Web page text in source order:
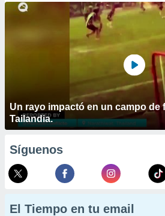
Un rayo impactó en un campo de
Tailandia.
Síguenos
El Tiempo en tu email